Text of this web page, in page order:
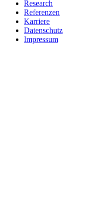
Research
Referenzen
Karriere
Datenschutz
Impressum